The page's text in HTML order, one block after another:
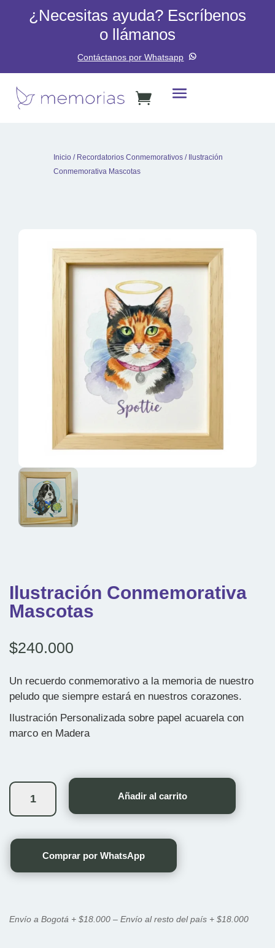
¿Necesitas ayuda? Escríbenos
o llámanos
Contáctanos por Whatsapp
Inicio/ Recordatorios Conmemorativos/ Ilustración
Conmemorativa Mascotas
Ilustración Conmemorativa
Mascotas
$240.000
Un recuerdo conmemorativo a la memoria de nuestro
peludo que siempre estará en nuestros corazones.
Ilustración Personalizada sobre papel acuarela con
marco en Madera
Ilustración
Conmemorativa
Mascotas
Añadir al carrito
Comprar por WhatsApp
Envío a Bogotá + $18.000 – Envío al resto del país + $18.000